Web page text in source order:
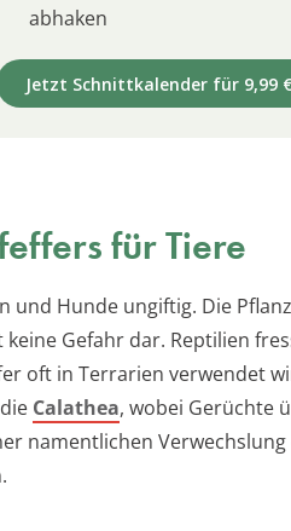
abhaken
Jetzt Schnittkalender für 9,99
für Tiere
und Hunde ungiftig. Die
Gefahr dar. Reptilien
oft in Terrarien verwendet
Calathea, wobei Gerüchte
namentlichen